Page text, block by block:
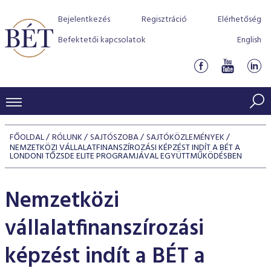
Bejelentkezés Regisztráció
Elérhetőség
Befektetői kapcsolatok
English
KERESKEDÉSI ADATOK
INDEXEK
Kötvényindexek
Jelzáloglevél indexek
Vállalati kötvény indexek
Kedvenc instrumentumok
Azonnali Piac
Részvények
Származékos piac
BEFEKTETŐK
Indexek
Részvény szekció
Hitelpapír szekció
Szabályozás
BÉT szabályzatok
Befektetővédelem
Alkalmazott díjstruktúra
Elszámolás
program
BÉT Xtend - Részvénypiac egyszerűen
TŐZSDETAGOK
Tőzsdetagok, üzletkötők
VENDOROK
FŐOLDAL RÓLUNK SAJTÓSZOBA SAJTÓKÖZLEMÉNYEK
NEMZETKÖZI VÁLLALATFINANSZÍROZÁSI KÉPZÉST INDÍT A BÉT A
LONDONI TŐZSDE ELITE PROGRAMJÁVAL EGYÜTTMŰKÖDÉSBEN
Nemzetközi
vállalatfinanszírozási
képzést indít a BÉT a